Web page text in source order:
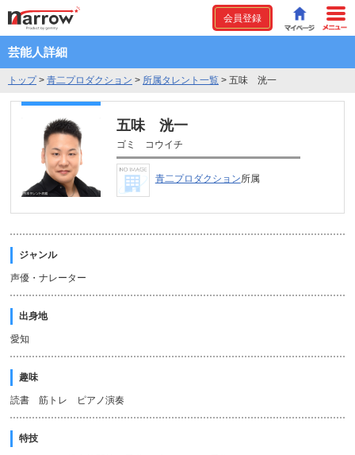
会員登録
芸能人詳細
トップ> 青二プロダクション > 所属タレント一覧 > 五味 洸一
五味 洸一
ゴミ コウイチ
青二プロダクション所属
ジャンル
声優・ナレーター
出身地
愛知
趣味
読書 筋トレ ピアノ演奏
特技